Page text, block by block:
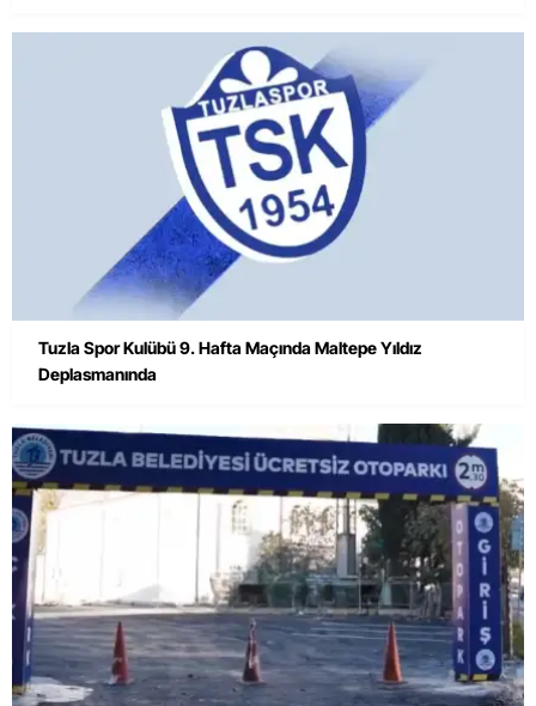
Tuzla Spor Kulübü 9. Hafta Maçında Maltepe Yıldız
Deplasmanında